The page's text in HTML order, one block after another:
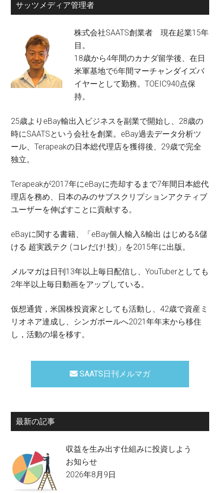
サッツメディア管理者
株式会社SAATS創業者 現在起業15年
目。
18歳から4年間のカナダ留学後、在日
米軍基地で6年間マーチャンダイズバ
イヤーとして勤務。TOEIC940点保
持。
25歳よりeBay輸出入ビジネスを副業で開始し、28歳の
時にSAATSという会社を創業。eBay過去データ分析ツ
ール、Terapeakの日本総代理店を獲得後、29歳で完全
独立。
Terapeakが2017年にeBayに売却するまで7年間日本総代
理店を務め、日本のみのサブスクリプションアクティブ
ユーザーを伸ばすことに貢献する。
eBayに関する書籍、「eBay個人輸入&輸出 はじめる&儲
ける 超実践テク (コレだけ! 技)」を2015年に出版。
メルマガは日刊13年以上毎日配信し、YouTuberとしても
2年半以上毎日動画をアップしている。
仮想通貨，米国株投資家としても活動し、42歳で資産ミ
リオネア達成し、シンガポールへ2021年年末から移住
し，活動の場を移す。
SAATS日刊メルマガ
最新の記事
収益を生み出す仕組みに投資しよう
お知らせ
2026年8月9日